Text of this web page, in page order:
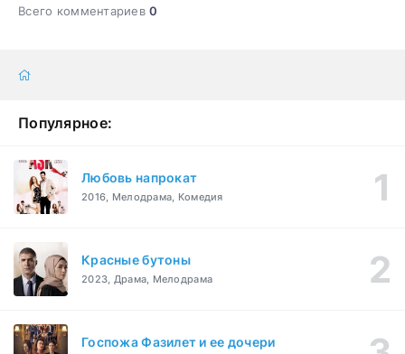
Всего комментариев0
Популярное:
Любовь напрокат
2016, Мелодрама, Комедия
Красные бутоны
2023, Драма, Мелодрама
Госпожа Фазилет и ее дочери